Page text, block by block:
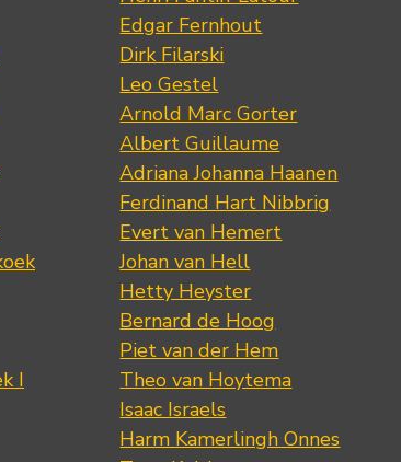
I
Edgar Fernhout
Dirk Filarski
Leo Gestel
Arnold Marc Gorter
Albert Guillaume
Adriana Johanna Haanen
Ferdinand Hart Nibbrig
Evert van Hemert
Johan van Hell
Hetty Heyster
Bernard de Hoog
Piet van der Hem
Theo van Hoytema
Isaac Israels
Harm Kamerlingh Onnes